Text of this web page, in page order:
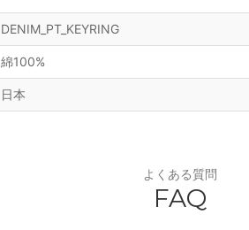
DENIM_PT_KEYRING
綿100%
日本
よくある質問
FAQ